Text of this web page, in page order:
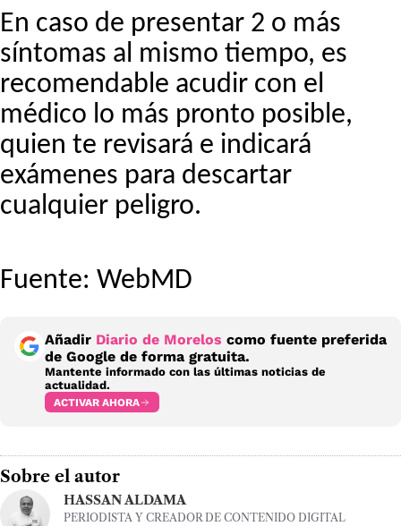
En caso de presentar 2 o más
síntomas al mismo tiempo, es
recomendable acudir con el
médico lo más pronto posible,
quien te revisará e indicará
exámenes para descartar
cualquier peligro.
Fuente: WebMD
Añadir Diario de Morelos como fuente preferida
de Google de forma gratuita.
Mantente informado con las últimas noticias de
actualidad.
ACTIVAR AHORA
Sobre el autor
HASSAN ALDAMA
PERIODISTA Y CREADOR DE CONTENIDO DIGITAL